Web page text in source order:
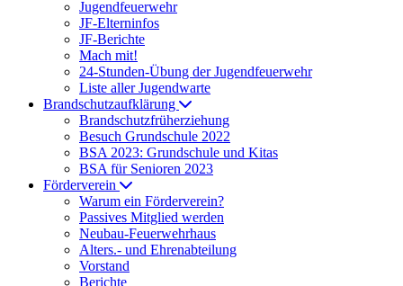
Jugendfeuerwehr
JF-Elterninfos
JF-Berichte
Mach mit!
24-Stunden-Übung der Jugendfeuerwehr
Liste aller Jugendwarte
Brandschutzaufklärung
Brandschutzfrüherziehung
Besuch Grundschule 2022
BSA 2023: Grundschule und Kitas
BSA für Senioren 2023
Förderverein
Warum ein Förderverein?
Passives Mitglied werden
Neubau-Feuerwehrhaus
Alters.- und Ehrenabteilung
Vorstand
Berichte